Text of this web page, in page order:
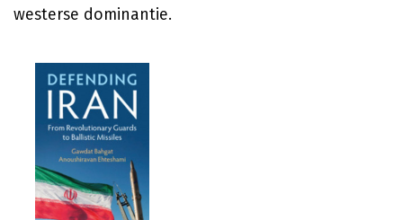
westerse dominantie.